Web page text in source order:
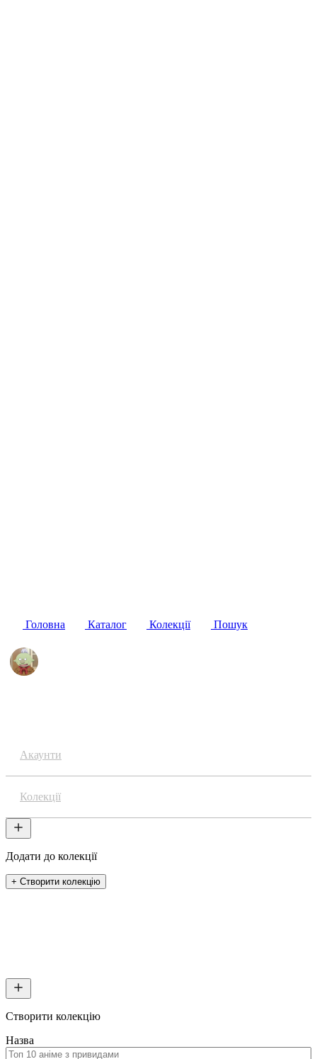
Головна Каталог Колекції Пошук
Акаунти
Колекції
Додати до колекції
+ Створити колекцію
Створити колекцію
Назва